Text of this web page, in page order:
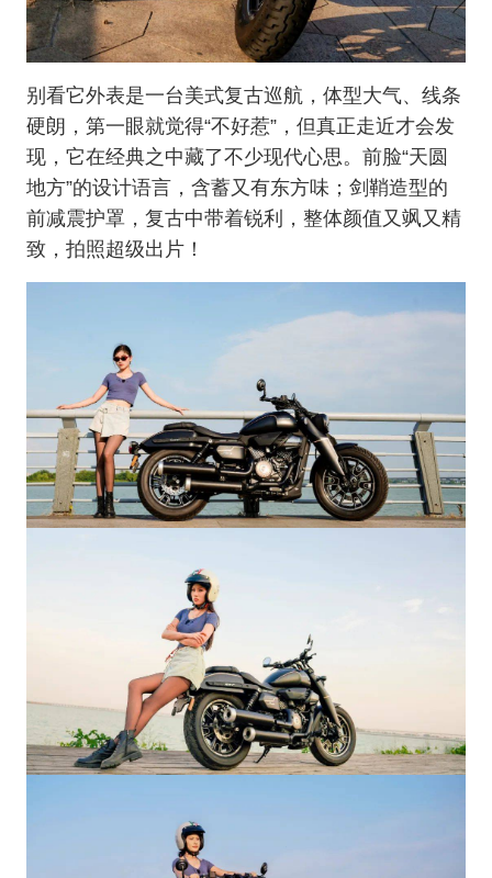
别看它外表是一台美式复古巡航，体型大气、线条
硬朗，第一眼就觉得“不好惹”，但真正走近才会发
现，它在经典之中藏了不少现代心思。前脸“天圆
地方”的设计语言，含蓄又有东方味；剑鞘造型的
前减震护罩，复古中带着锐利，整体颜值又飒又精
致，拍照超级出片！